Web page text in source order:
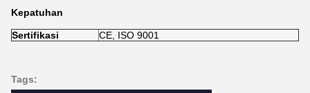
Kepatuhan
Sertifikasi CE, ISO 9001
Tags: